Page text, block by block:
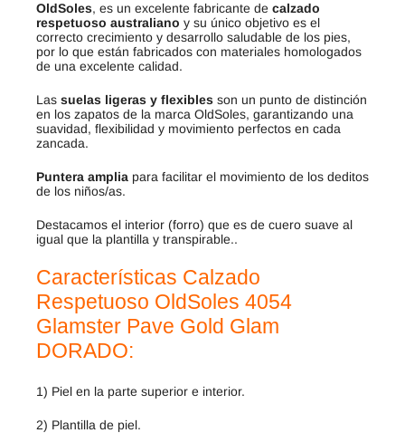
OldSoles, es un excelente fabricante de calzado
respetuoso australiano y su único objetivo es el
correcto crecimiento y desarrollo saludable de los pies,
por lo que están fabricados con materiales homologados
de una excelente calidad.
Las suelas ligeras y flexibles son un punto de distinción
en los zapatos de la marca OldSoles, garantizando una
suavidad, flexibilidad y movimiento perfectos en cada
zancada.
Puntera amplia para facilitar el movimiento de los deditos
de los niños/as.
Destacamos el interior (forro) que es de cuero suave al
igual que la plantilla y transpirable..
Características Calzado
Respetuoso OldSoles 4054
Glamster Pave Gold Glam
DORADO:
1) Piel en la parte superior e interior.
2) Plantilla de piel.